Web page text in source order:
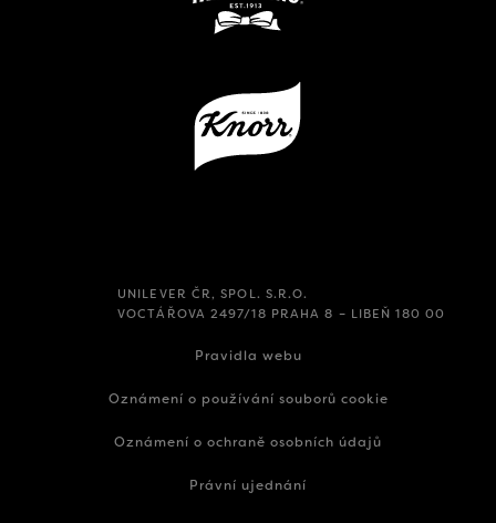
UNILEVER ČR, SPOL. S.R.O.
VOCTÁŘOVA 2497/18 PRAHA 8 – LIBEŇ 180 00
Pravidla webu
Oznámení o používání souborů cookie
Oznámení o ochraně osobních údajů
Právní ujednání